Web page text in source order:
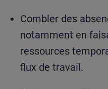
Combler des
notamment en
ressources
flux de travail.